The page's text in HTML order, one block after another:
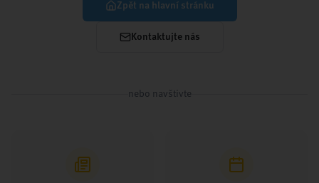
Zpět na hlavní stránku
Kontaktujte nás
nebo navštivte